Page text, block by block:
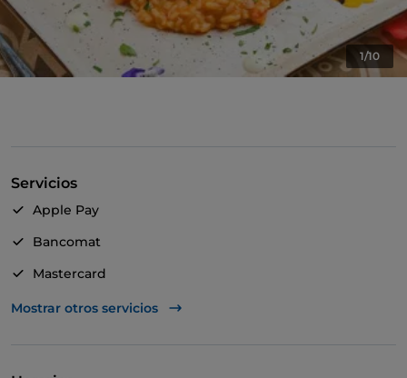
1/10
Servicios
Apple Pay
Bancomat
Mastercard
TheFork PAY
Mostrar otros servicios